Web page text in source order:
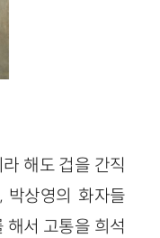
해도 겁을 간직
박상영의 화자들
서 고통을 희석